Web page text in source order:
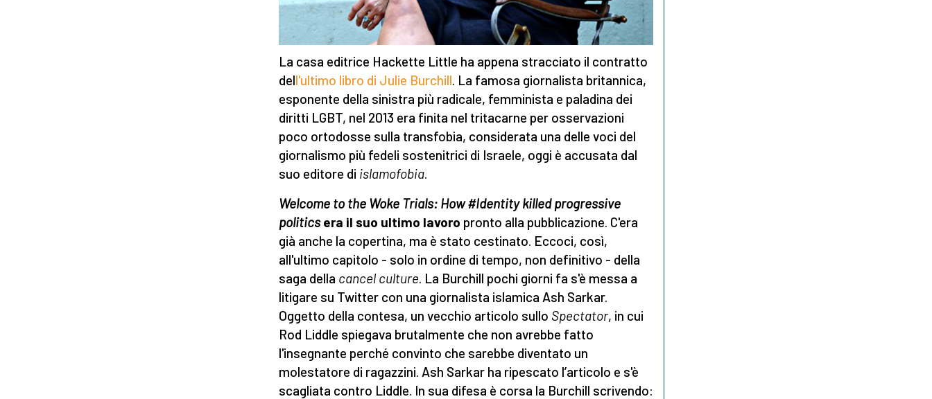
La casa editrice Hackette Little ha appena stracciato il contratto
dell'ultimo libro di Julie Burchill. La famosa giornalista britannica,
esponente della sinistra più radicale, femminista e paladina dei
diritti LGBT, nel 2013 era finita nel tritacarne per osservazioni
poco ortodosse sulla transfobia, considerata una delle voci del
giornalismo più fedeli sostenitrici di Israele, oggi è accusata dal
suo editore di islamofobia.
Welcome to the Woke Trials: How #Identity killed progressive
politicsera il suo ultimo lavoro pronto alla pubblicazione. C'era
già anche la copertina, ma è stato cestinato. Eccoci, così,
all'ultimo capitolo - solo in ordine di tempo, non definitivo - della
saga della cancel culture. La Burchill pochi giorni fa s'è messa a
litigare su Twitter con una giornalista islamica Ash Sarkar.
Oggetto della contesa, un vecchio articolo sullo Spectator, in cui
Rod Liddle spiegava brutalmente che non avrebbe fatto
l'insegnante perché convinto che sarebbe diventato un
molestatore di ragazzini. Ash Sarkar ha ripescato l’articolo e s'è
scagliata contro Liddle. In sua difesa è corsa la Burchill scrivendo: